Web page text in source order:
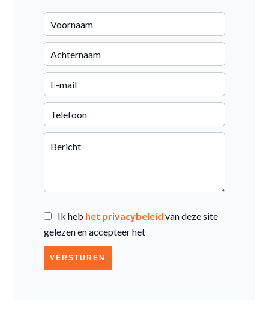
Ik heb het privacybeleid van deze site
gelezen en accepteer het
VERSTUREN